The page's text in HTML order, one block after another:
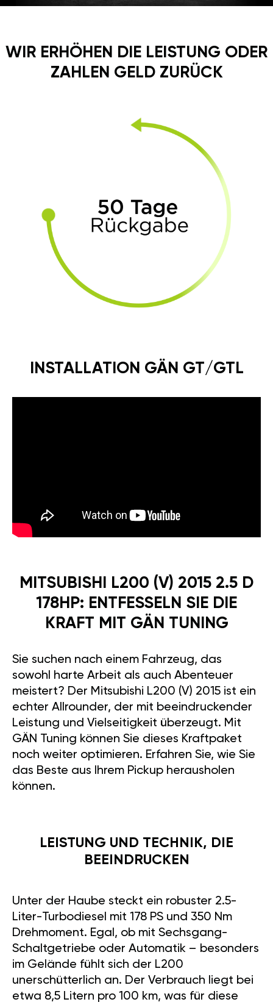
ZAHLEN GELD ZURÜCK
178HP: ENTFESSELN SIE DIE
KRAFT MIT GÄN TUNING
sowohl harte Arbeit als auch Abenteuer
meistert? Der Mitsubishi L200 (V) 2015 ist ein
echter Allrounder, der mit beeindruckender
Leistung und Vielseitigkeit überzeugt. Mit
GÄN Tuning können Sie dieses Kraftpaket
noch weiter optimieren. Erfahren Sie, wie Sie
das Beste aus Ihrem Pickup herausholen
können.
BEEINDRUCKEN
Liter-Turbodiesel mit 178 PS und 350 Nm
Drehmoment. Egal, ob mit Sechsgang-
Schaltgetriebe oder Automatik – besonders
im Gelände fühlt sich der L200
unerschütterlich an. Der Verbrauch liegt bei
etwa 8,5 Litern pro 100 km, was für diese
Größe akzeptabel ist. CO2-Emissionen?